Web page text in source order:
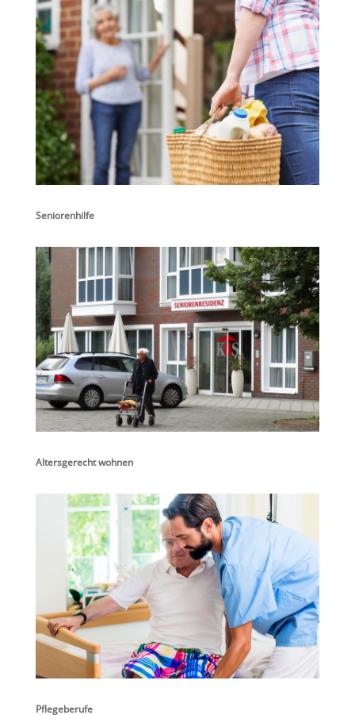
Seniorenhilfe
Altersgerecht wohnen
Pflegeberufe